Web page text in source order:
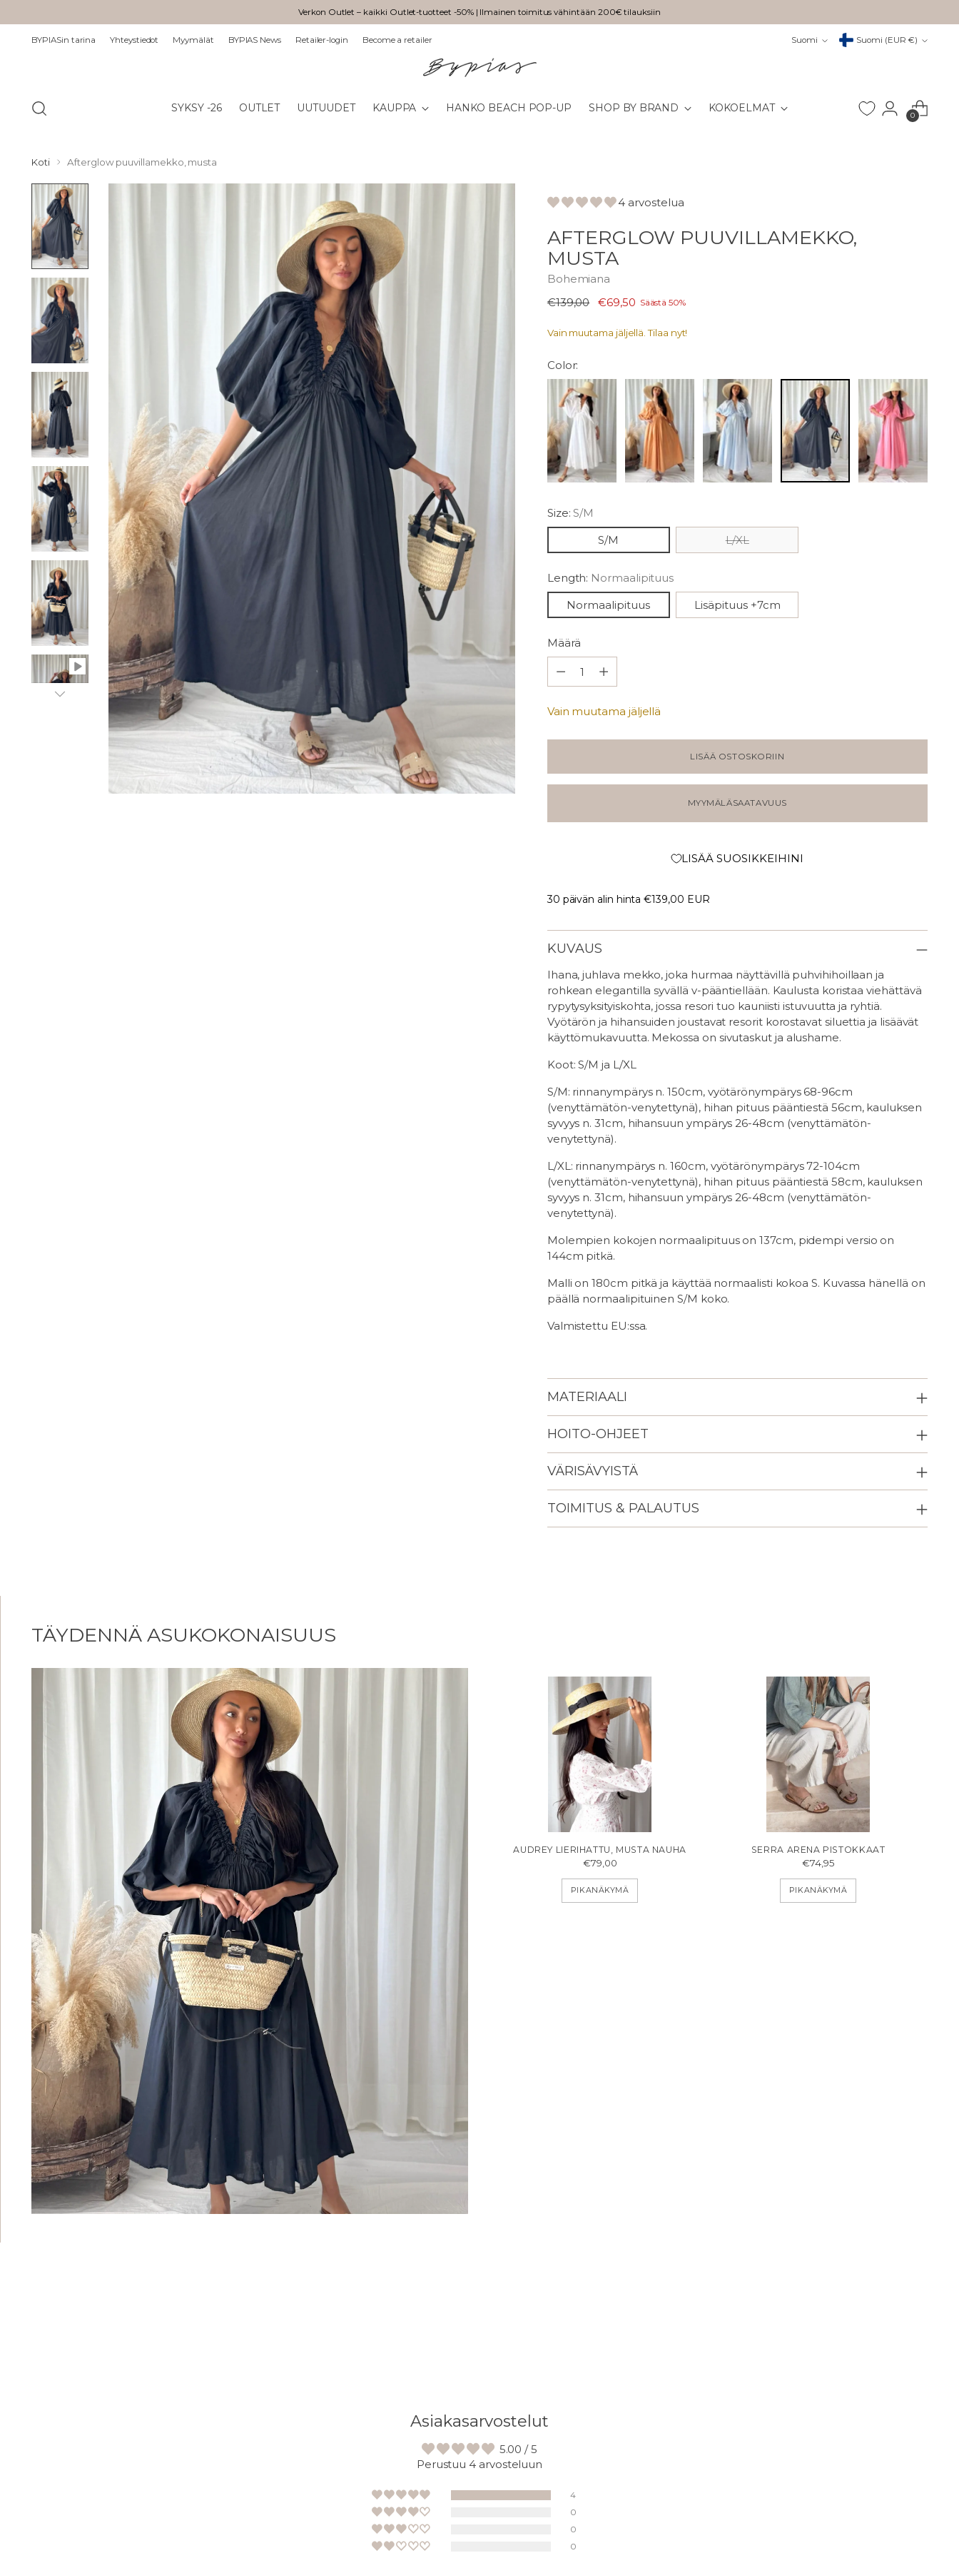
Verkon Outlet – kaikki Outlet-tuotteet -50% | Ilmainen toimitus vähintään 200€ tilauksiin
BYPIASin tarina Yhteystiedot Myymälät BYPIAS News Retailer-login Become a retailer Suomi Valuutta Suomi (EUR €)
SYKSY -26 OUTLET UUTUUDET KAUPPA HANKO BEACH POP-UP SHOP BY BRAND KOKOELMAT
0
Koti Afterglow puuvillamekko, musta
4 arvostelua
AFTERGLOW PUUVILLAMEKKO,
MUSTA
Bohemiana
Normaali
€139,00 €69,50 Säästä 50%
Vain muutama jäljellä. Tilaa nyt!
Color:
Size:S/M
S/M
L/XL
Length: Normaalipituus
Normaalipituus
Lisäpituus +7cm
Määrä
Vain muutama jäljellä
LISÄÄ OSTOSKORIIN
MYYMÄLÄSAATAVUUS
LISÄÄ SUOSIKKEIHINI
30 päivän alin hinta €139,00 EUR
KUVAUS
Ihana, juhlava mekko, joka hurmaa näyttävillä puhvihihoillaan ja
rohkean elegantilla syvällä v-pääntiellään. Kaulusta koristaa viehättävä
rypytysyksityiskohta, jossa resori tuo kauniisti istuvuutta ja ryhtiä.
Vyötärön ja hihansuiden joustavat resorit korostavat siluettia ja lisäävät
käyttömukavuutta. Mekossa on sivutaskut ja alushame.
Koot: S/M ja L/XL
S/M: rinnanympärys n. 150cm, vyötärönympärys 68-96cm
(venyttämätön-venytettynä), hihan pituus pääntiestä 56cm, kauluksen
syvyys n. 31cm, hihansuun ympärys 26-48cm (venyttämätön-
venytettynä).
L/XL: rinnanympärys n. 160cm, vyötärönympärys 72-104cm
(venyttämätön-venytettynä), hihan pituus pääntiestä 58cm, kauluksen
syvyys n. 31cm, hihansuun ympärys 26-48cm (venyttämätön-
venytettynä).
Molempien kokojen normaalipituus on 137cm, pidempi versio on
144cm pitkä.
Malli on 180cm pitkä ja käyttää normaalisti kokoa S. Kuvassa hänellä on
päällä normaalipituinen S/M koko.
Valmistettu EU:ssa.
MATERIAALI
HOITO-OHJEET
VÄRISÄVYISTÄ
TOIMITUS & PALAUTUS
TÄYDENNÄ ASUKOKONAISUUS
AUDREY LIERIHATTU, MUSTA NAUHA
€79,00
PIKANÄKYMÄ
SERRA ARENA PISTOKKAAT
€74,95
PIKANÄKYMÄ
Asiakasarvostelut
5.00 / 5
Perustuu 4 arvosteluun
4
0
0
0